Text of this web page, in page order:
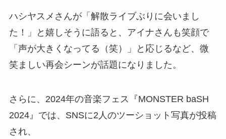
ハシヤスメさんが「解散ライブぶりに会いまし
た！」と嬉しそうに語ると、アイナさんも笑顔で
「声が大きくなってる（笑）」と応じるなど、微
笑ましい再会シーンが話題になりました。
さらに、2024年の音楽フェス『MONSTER baSH
2024』では、SNSに2人のツーショット写真が投稿
され、